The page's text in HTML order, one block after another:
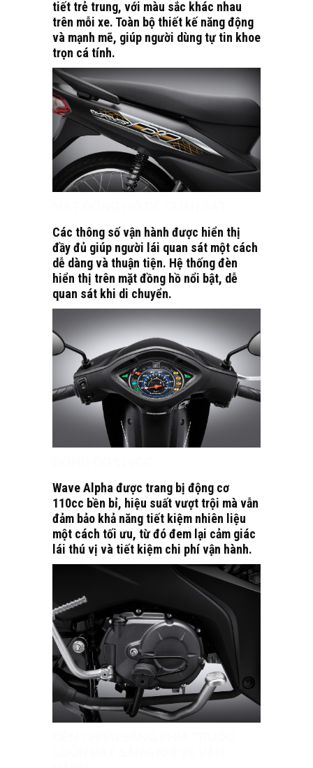
tiết trẻ trung, với màu sắc khác nhau
trên mỗi xe. Toàn bộ thiết kế năng động
và mạnh mẽ, giúp người dùng tự tin khoe
trọn cá tính.
Các thông số vận hành được hiển thị
đầy đủ giúp người lái quan sát một cách
dễ dàng và thuận tiện. Hệ thống đèn
hiển thị trên mặt đồng hồ nổi bật, dễ
quan sát khi di chuyển.
Wave Alpha được trang bị động cơ
110cc bền bỉ, hiệu suất vượt trội mà vẫn
đảm bảo khả năng tiết kiệm nhiên liệu
một cách tối ưu, từ đó đem lại cảm giác
lái thú vị và tiết kiệm chi phí vận hành.